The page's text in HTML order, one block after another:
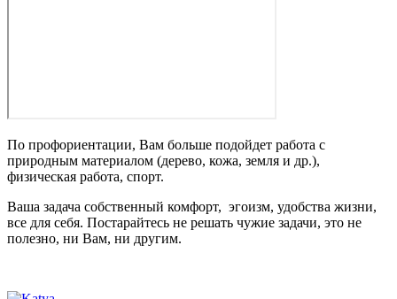
По профориентации, Вам больше подойдет работа с
природным материалом (дерево, кожа, земля и др.),
физическая работа, спорт.
Ваша задача собственный комфорт, эгоизм, удобства жизни,
все для себя. Постарайтесь не решать чужие задачи, это не
полезно, ни Вам, ни другим.